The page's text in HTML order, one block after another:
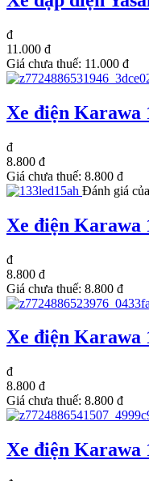
đ
11.000 đ
Giá chưa thuế: 11.000 đ
Xe điện Karawa
đ
8.800 đ
Giá chưa thuế: 8.800 đ
Đánh giá
Xe điện Karawa
đ
8.800 đ
Giá chưa thuế: 8.800 đ
Xe điện Karawa
đ
8.800 đ
Giá chưa thuế: 8.800 đ
Xe điện Karawa